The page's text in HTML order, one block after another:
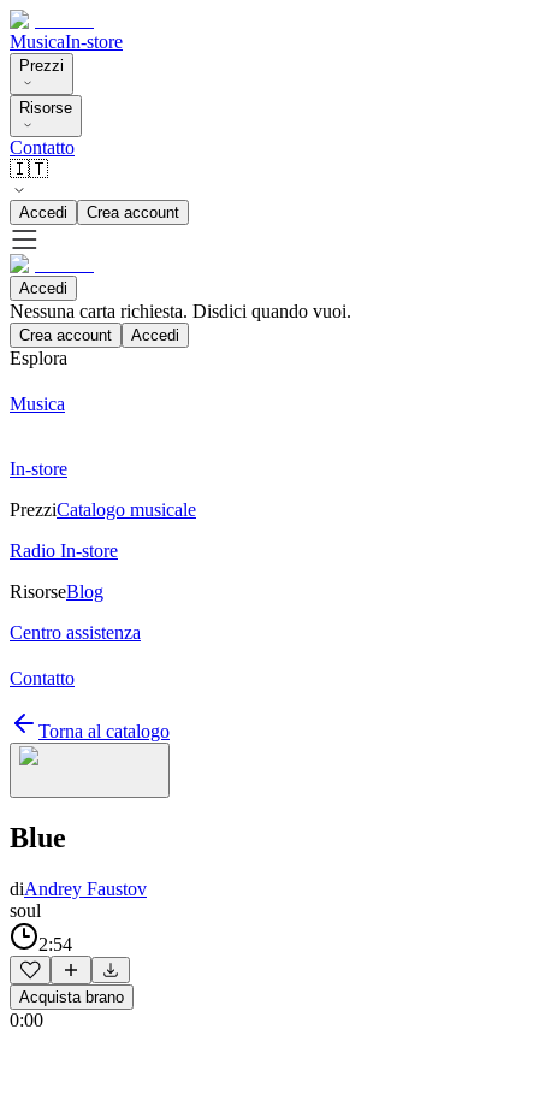
MusicaIn-store
Prezzi
Risorse
Contatto
🇮🇹
Accedi Crea account
Accedi
Nessuna carta richiesta. Disdici quando vuoi.
Crea account Accedi
Esplora
Musica
In-store
PrezziCatalogo musicale
Radio In-store
RisorseBlog
Centro assistenza
Contatto
Torna al catalogo
Blue
diAndrey Faustov
soul
2:54
Acquista brano
0:00